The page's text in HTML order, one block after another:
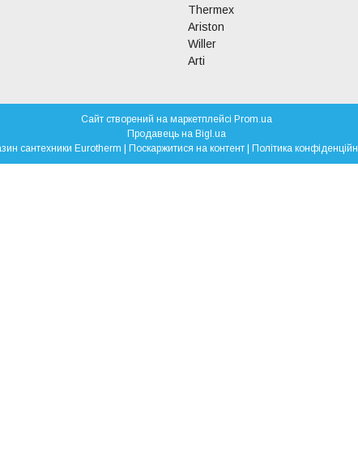
Thermex
Ariston
Willer
Arti
Сайт створений на маркетплейсі Prom.ua
Продавець на Bigl.ua
Магазин сантехники Eurotherm | Поскаржитися на контент | Політика